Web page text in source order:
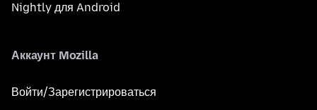
Nightly для Android
Аккаунт Mozilla
Войти/Зарегистрироваться